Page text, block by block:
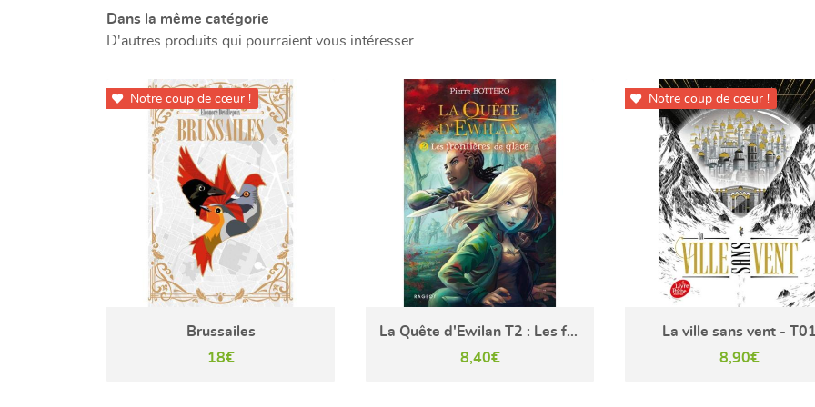
Dans la même catégorie
D'autres produits qui pourraient vous intéresser
 Notre coup de cœur !
Brussailes
18€
La Quête d'Ewilan T2 : Les frontières de glace
8,40€
 Notre coup de cœur !
La ville sans vent -
8,90€